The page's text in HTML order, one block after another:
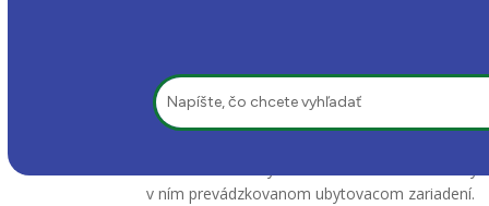
Hľadať:
Prevádzkovateľ vyberie daň v hotovosti od
v ním prevádzkovanom ubytovacom zariadení.